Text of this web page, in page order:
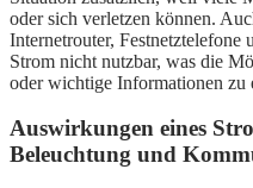
oder sich verletzen können.
Internetrouter, Festnetztelefone
Strom nicht nutzbar, was die
oder wichtige Informationen zu
Auswirkungen eines
Beleuchtung und